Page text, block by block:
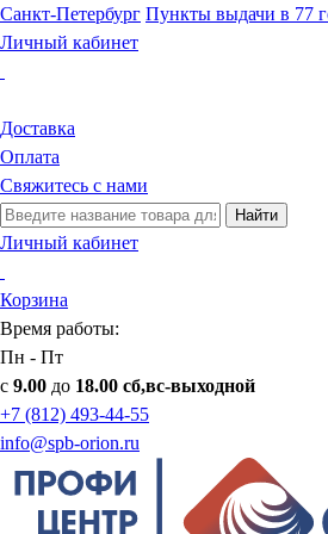
Санкт-Петербург Пункты выдачи в 77
Личный кабинет
Доставка
Оплата
Свяжитесь с нами
Найти
Личный кабинет
Корзина
Время работы:
Пн - Пт
с 9.00 до 18.00 сб,вс-выходной
+7 (812) 493-44-55
info@spb-orion.ru